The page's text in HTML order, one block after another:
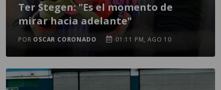
Ter Stegen: "Es el momento de
mirar hacia adelante"
POR OSCAR CORONADO 01:11 PM, AGO 10